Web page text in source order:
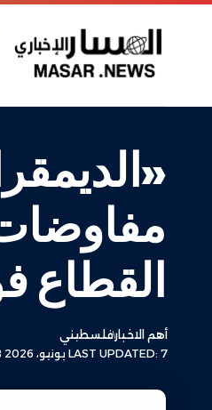
مفاوضات
القطاع
LAST UPDATED: 7 يونيو، 2026 3:58 م
أهم الاخبارفلسطيني